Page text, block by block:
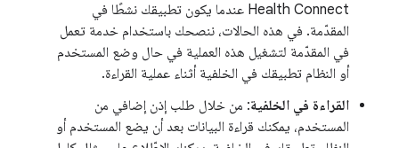
Health Connect عندما يكون تطبيقك نشطًا في
المقدّمة. في هذه الحالات، ننصحك باستخدام خدمة تعمل
في المقدّمة لتشغيل هذه العملية في حال وضع المستخدم
أو النظام تطبيقك في الخلفية أثناء عملية القراءة.
القراءة في الخلفية: من خلال طلب إذن إضافي من
المستخدم، يمكنك قراءة البيانات بعد أن يضع المستخدم أو